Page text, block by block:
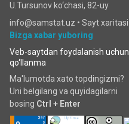
U.Tursunov ko‘chаsi, 82-uy
info@samstat.uz • Sayt xaritasi
Bizga xabar yuboring
Veb-saytdan foydalanish uchun
qo‘llanma
Ma'lumotda xato topdingizmi?
Uni belgilang va quyidagilarni
bosing Ctrl + Enter